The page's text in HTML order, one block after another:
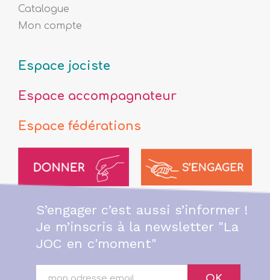
Catalogue
Mon compte
Espace jociste
Espace accompagnateur
Espace fédérations
S’engager c’est aussi s’informer !
Je m’inscris à la newsletter "La
JOC en c'moment"